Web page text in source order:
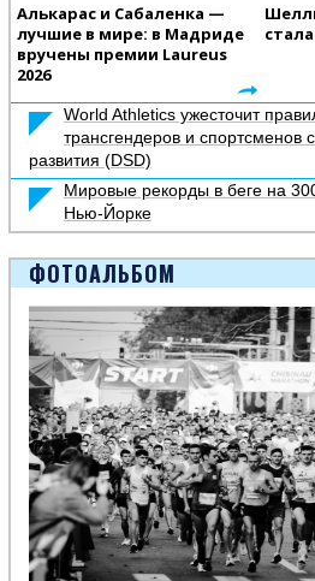
Алькарас и Сабаленка —
лучшие в мире: в Мадриде
вручены премии Laureus
2026
World Athletics ужесточит
трансгендеров и спортсменов
развития (DSD)
Мировые рекорды в беге на
Нью-Йорке
ФОТОАЛЬБОМ